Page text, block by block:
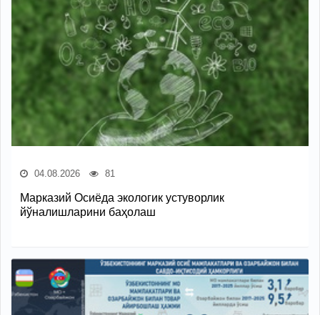
04.08.2026 81
Марказий Осиёда экологик устуворлик
йўналишларини баҳолаш